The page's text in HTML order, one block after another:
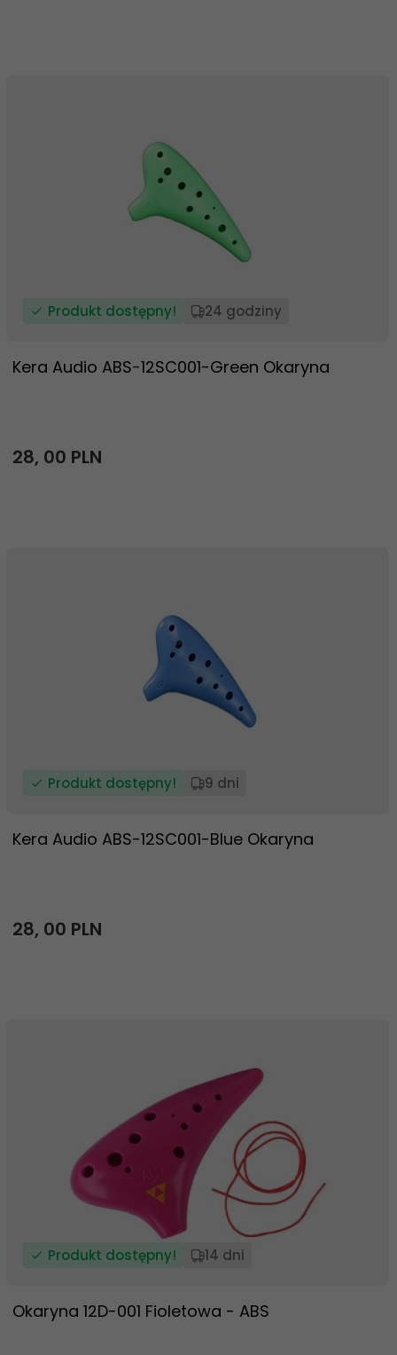
Produkt dostępny! 24 godziny
Kera Audio ABS-12SC001-Green Okaryna
28, 00 PLN
Produkt dostępny! 9 dni
Kera Audio ABS-12SC001-Blue Okaryna
28, 00 PLN
Produkt dostępny! 14 dni
Okaryna 12D-001 Fioletowa - ABS